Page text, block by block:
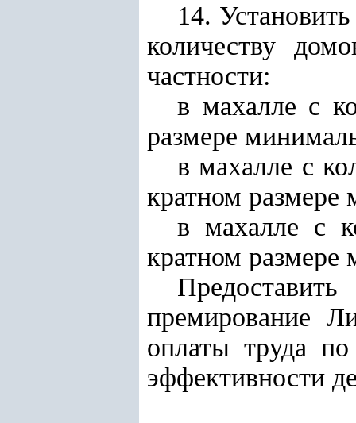
14.
количеству
частности:
в махалле с
размере
в махалле с
кратном размере
в махалле с
кратном размере
премирование
оплаты труда по
эффективности